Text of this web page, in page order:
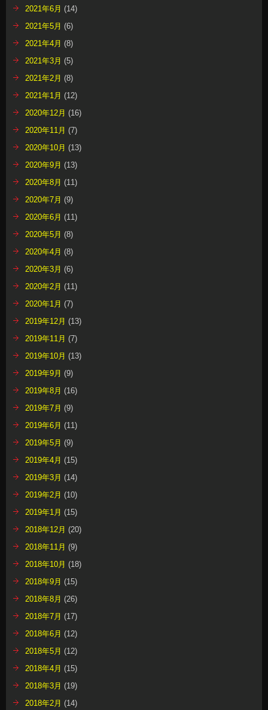
2021年6月 (14)
2021年5月 (6)
2021年4月 (8)
2021年3月 (5)
2021年2月 (8)
2021年1月 (12)
2020年12月 (16)
2020年11月 (7)
2020年10月 (13)
2020年9月 (13)
2020年8月 (11)
2020年7月 (9)
2020年6月 (11)
2020年5月 (8)
2020年4月 (8)
2020年3月 (6)
2020年2月 (11)
2020年1月 (7)
2019年12月 (13)
2019年11月 (7)
2019年10月 (13)
2019年9月 (9)
2019年8月 (16)
2019年7月 (9)
2019年6月 (11)
2019年5月 (9)
2019年4月 (15)
2019年3月 (14)
2019年2月 (10)
2019年1月 (15)
2018年12月 (20)
2018年11月 (9)
2018年10月 (18)
2018年9月 (15)
2018年8月 (26)
2018年7月 (17)
2018年6月 (12)
2018年5月 (12)
2018年4月 (15)
2018年3月 (19)
2018年2月 (14)